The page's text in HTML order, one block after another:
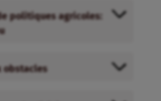
politiques agricoles:
obstacles